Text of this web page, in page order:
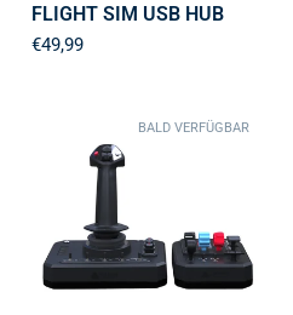
FLIGHT SIM USB HUB
€49,99
BALD VERFÜGBAR